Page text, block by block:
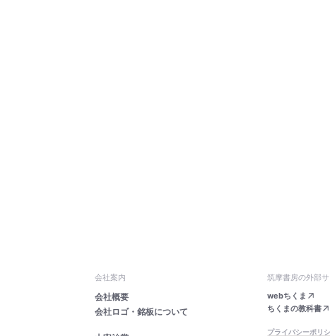
会社案内
会社概要
会社ロゴ・銘板について
筑摩書房の外部
webちくま
ちくまの教科書
プライバシーポリ